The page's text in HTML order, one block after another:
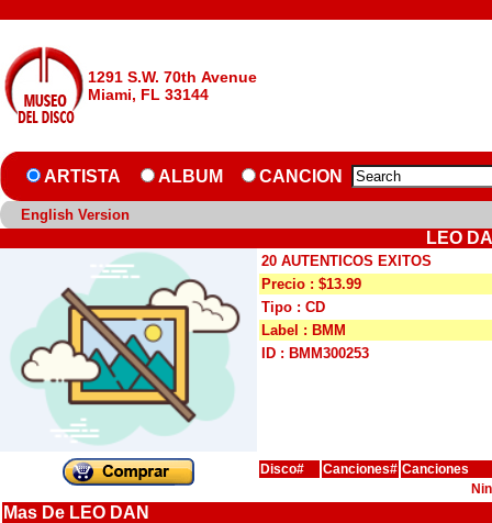
1291 S.W. 70th Avenue
Miami, FL 33144
ARTISTA ALBUM CANCION
English Version
LEO
20 AUTENTICOS EXITOS
Precio : $13.99
Tipo : CD
Label : BMM
ID : BMM300253
Disco# Canciones# Canciones
Mas De LEO DAN